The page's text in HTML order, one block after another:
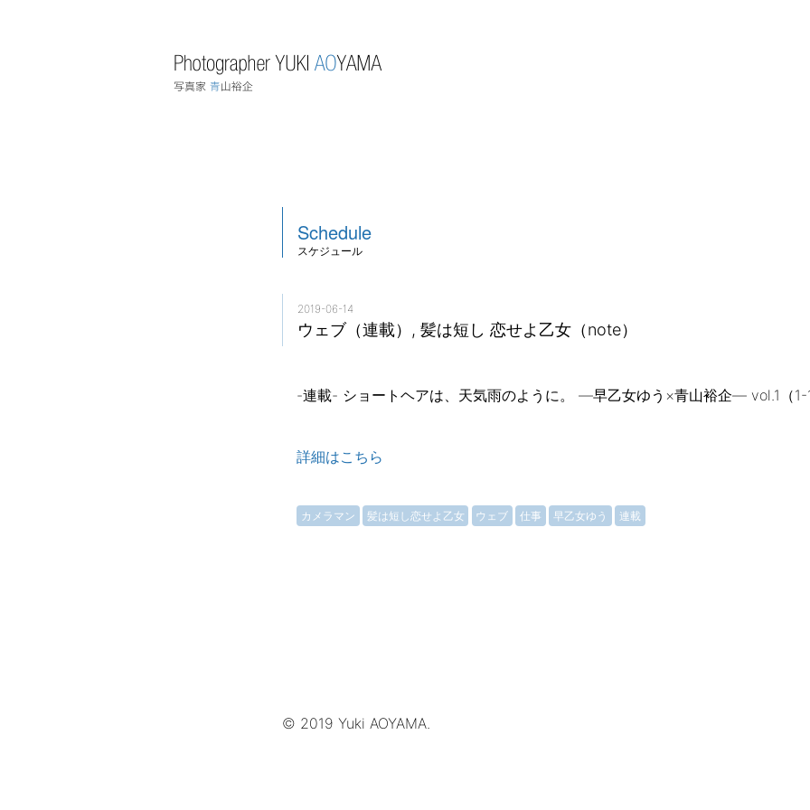
Schedule
スケジュール
2019-06-14
ウェブ（連載）, 髪は短し 恋せよ乙女（note）
-連載- ショートヘアは、天気雨のように。 —早乙女ゆう×青山裕企— vol.1（1-
詳細はこちら
カメラマン 髪は短し恋せよ乙女 ウェブ 仕事 早乙女ゆう 連載
© 2019 Yuki AOYAMA.